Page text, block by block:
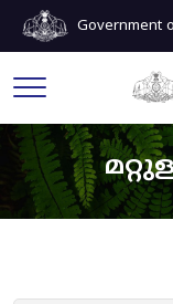
Government